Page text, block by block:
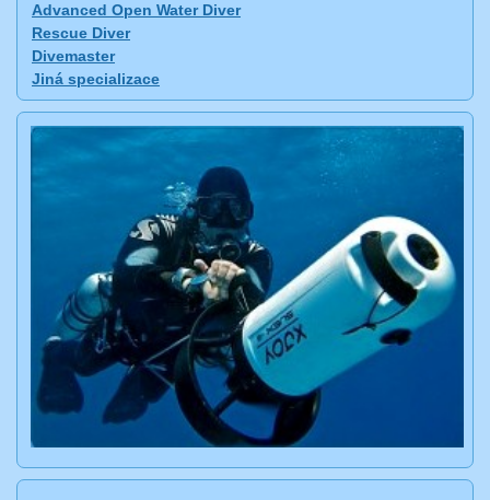
Advanced Open Water Diver
Rescue Diver
Divemaster
Jiná specializace